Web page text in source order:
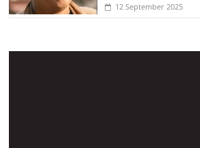
12 September 2025